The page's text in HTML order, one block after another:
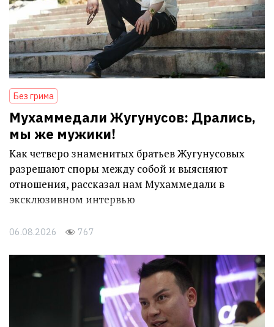
Без грима
Мухаммедали Жугунусов: Дрались,
мы же мужики!
Как четверо знаменитых братьев Жугунусовых
разрешают споры между собой и выясняют
отношения, рассказал нам Мухаммедали в
эксклюзивном интервью
06.08.2026 767